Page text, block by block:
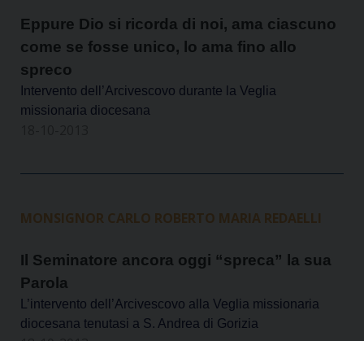
Eppure Dio si ricorda di noi, ama ciascuno
come se fosse unico, lo ama fino allo
spreco
Intervento dell’Arcivescovo durante la Veglia
missionaria diocesana
MONSIGNOR CARLO ROBERTO MARIA REDAELLI
Il Seminatore ancora oggi “spreca” la sua
Parola
L’intervento dell’Arcivescovo alla Veglia missionaria
diocesana tenutasi a S. Andrea di Gorizia